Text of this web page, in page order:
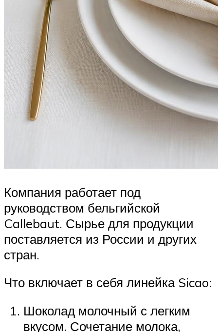
Компания работает под
руководством бельгийской
Callebaut. Сырье для продукции
поставляется из России и других
стран.
Что включает в себя линейка Sicao:
Шоколад молочный с легким
вкусом. Сочетание молока,